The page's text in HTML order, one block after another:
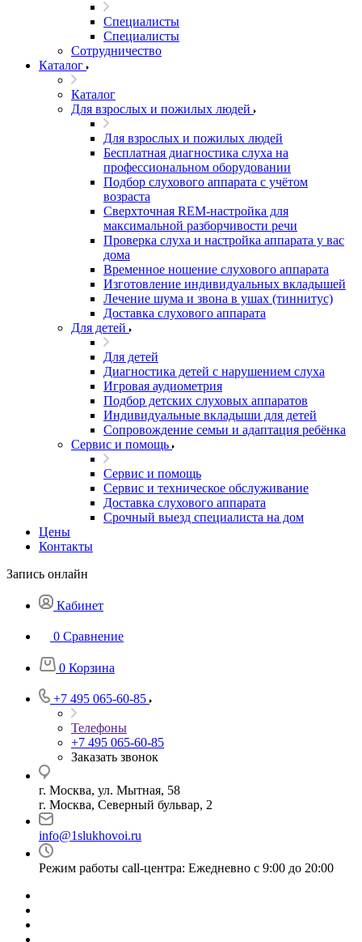
Специалисты
Специалисты
Сотрудничество
Каталог
Каталог
Для взрослых и пожилых людей
Для взрослых и пожилых людей
Бесплатная диагностика слуха на
профессиональном оборудовании
Подбор слухового аппарата с учётом
возраста
Сверхточная REM-настройка для
максимальной разборчивости речи
Проверка слуха и настройка аппарата у вас
дома
Временное ношение слухового аппарата
Изготовление индивидуальных вкладышей
Лечение шума и звона в ушах (тиннитус)
Доставка слухового аппарата
Для детей
Для детей
Диагностика детей с нарушением слуха
Игровая аудиометрия
Подбор детских слуховых аппаратов
Индивидуальные вкладыши для детей
Сопровождение семьи и адаптация ребёнка
Сервис и помощь
Сервис и помощь
Сервис и техническое обслуживание
Доставка слухового аппарата
Срочный выезд специалиста на дом
Цены
Контакты
Запись онлайн
Кабинет
0 Сравнение
0 Корзина
+7 495 065-60-85
Телефоны
+7 495 065-60-85
Заказать звонок
г. Москва, ул. Мытная, 58
г. Москва, Северный бульвар, 2
info@1slukhovoi.ru
Режим работы call-центра: Ежедневно с 9:00 до 20:00